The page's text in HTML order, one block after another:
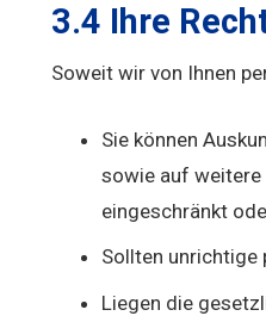
3.4 Ihre
Soweit wir von Ihnen
Sie können
sowie auf weitere
eingeschränkt
Sollten unrichtige
Liegen die